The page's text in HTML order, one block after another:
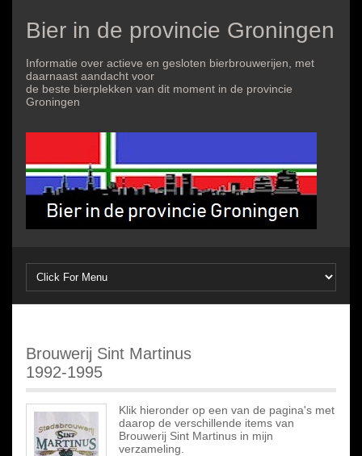
Bier in de provincie Groningen
Informatie over actieve en gesloten bierbrouwerijen, met
daarnaast aandacht voor
de beste bierplekken van dit moment in de provincie
Groningen
Brouwerij Sint Martinus
1992-1995
Klik hieronder op een van de pagina's met
daarop de verschillende items van
Brouwerij Sint Martinus in mijn
verzameling.